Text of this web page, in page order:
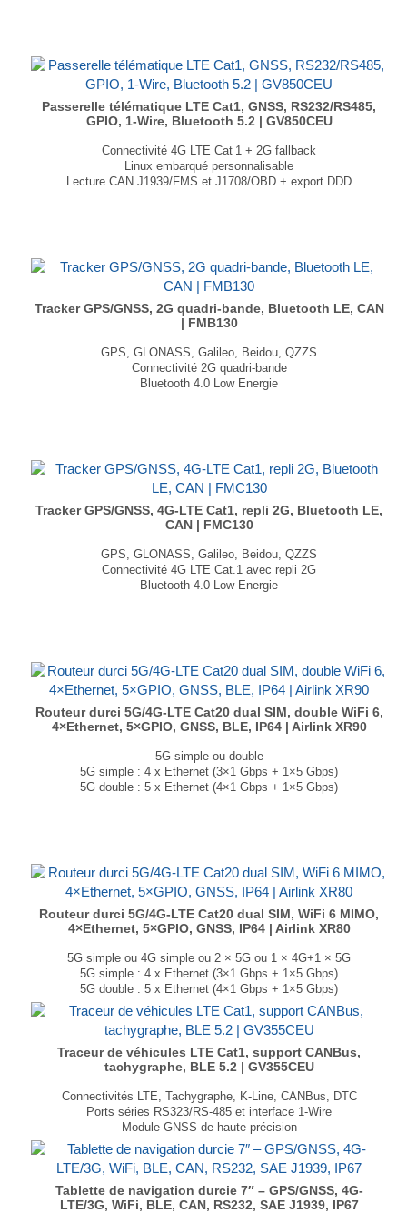
...
Passerelle télématique LTE Cat1, GNSS, RS232/RS485,
GPIO, 1-Wire, Bluetooth 5.2 | GV850CEU
Connectivité 4G LTE Cat 1 + 2G fallback
Linux embarqué personnalisable
Lecture CAN J1939/FMS et J1708/OBD + export DDD
...
Tracker GPS/GNSS, 2G quadri-bande, Bluetooth LE, CAN
| FMB130
GPS, GLONASS, Galileo, Beidou, QZZS
Connectivité 2G quadri-bande
Bluetooth 4.0 Low Energie
...
Tracker GPS/GNSS, 4G-LTE Cat1, repli 2G, Bluetooth LE,
CAN | FMC130
GPS, GLONASS, Galileo, Beidou, QZZS
Connectivité 4G LTE Cat.1 avec repli 2G
Bluetooth 4.0 Low Energie
...
Routeur durci 5G/4G-LTE Cat20 dual SIM, double WiFi 6,
4×Ethernet, 5×GPIO, GNSS, BLE, IP64 | Airlink XR90
5G simple ou double
5G simple : 4 x Ethernet (3×1 Gbps + 1×5 Gbps)
5G double : 5 x Ethernet (4×1 Gbps + 1×5 Gbps)
...
Routeur durci 5G/4G-LTE Cat20 dual SIM, WiFi 6 MIMO,
4×Ethernet, 5×GPIO, GNSS, IP64 | Airlink XR80
5G simple ou 4G simple ou 2 × 5G ou 1 × 4G+1 × 5G
5G simple : 4 x Ethernet (3×1 Gbps + 1×5 Gbps)
5G double : 5 x Ethernet (4×1 Gbps + 1×5 Gbps)
Dual 4×4 MU-MIMO Wi-Fi 6 2,4/5 GHz
GNSS avec Dead Reckoning
Classement IP64
Dimensions : 220 × 170 × 53 mm
Poids : 1.8kg
Traceur de véhicules LTE Cat1, support CANBus,
tachygraphe, BLE 5.2 | GV355CEU
Connectivités LTE, Tachygraphe, K-Line, CANBus, DTC
Ports séries RS323/RS-485 et interface 1-Wire
Module GNSS de haute précision
Prise en charge des normes J1939 & J1708
Alarme de remorquage, détection des collisions
Dimensions : 94 × 58.5 × 21 mm
Poids : 92 g
Tablette de navigation durcie 7″ – GPS/GNSS, 4G-
LTE/3G, WiFi, BLE, CAN, RS232, SAE J1939, IP67